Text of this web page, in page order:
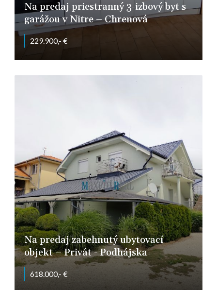
Na predaj priestranný 3-izbový byt s
garážou v Nitre – Chrenová
229.900,- €
Na predaj zabehnutý ubytovací
objekt – Privát - Podhájska
618.000,- €